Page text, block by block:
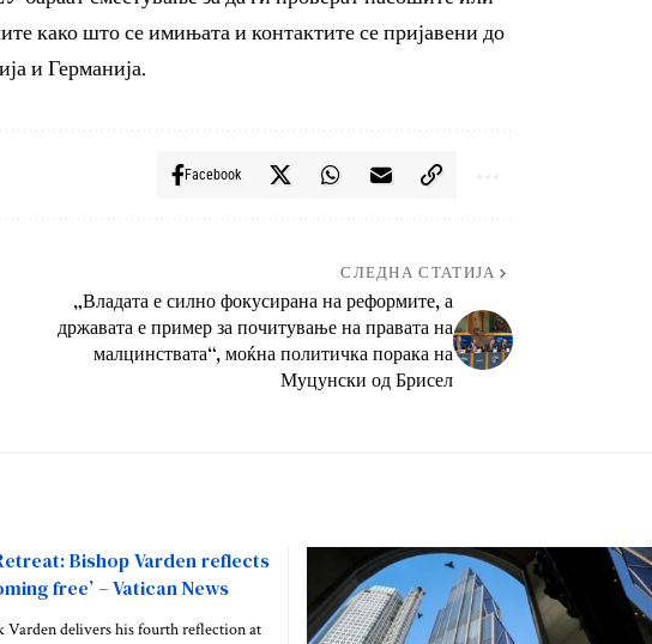
како што се имињата и контактите се пријавени до
и Германија.
Facebook
СЛЕДНА СТАТИЈА
„Владата е силно фокусирана на реформите, а
државата е пример за почитување на правата на
малцинствата“, моќна политичка порака на
Муцунски од Брисел
Bishop Varden reflects
free’ – Vatican News
Varden delivers his fourth reflection at